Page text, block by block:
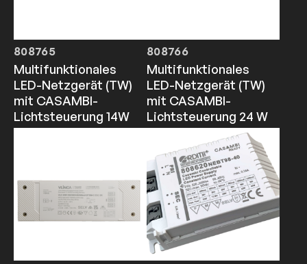
808765
Multifunktionales
LED-Netzgerät (TW)
mit CASAMBI-
Lichtsteuerung 14W
808766
Multifunktionales
LED-Netzgerät (TW)
mit CASAMBI-
Lichtsteuerung 24 W